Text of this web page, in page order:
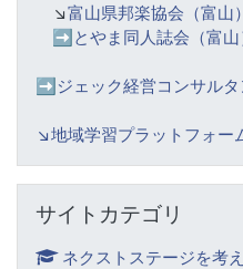
↘️富山県邦楽協会（富山）
➡️ とやま同人誌会（富山
➡️ジェック経営コンサルタ
↘️地域学習プラットフォー
サイトカテゴリ
ネクストステージを考